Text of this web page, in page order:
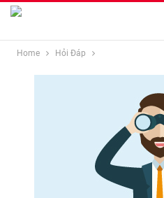
Home Hỏi Đáp